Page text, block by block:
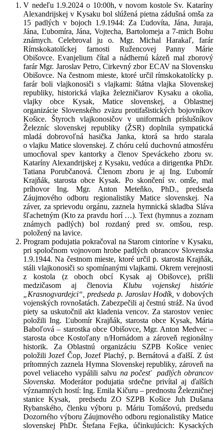
V nedeľu 1.9.2024 o 10:00h, v novom kostole Sv. Kataríny
Alexandrijskej v Kysaku bol slúžená pietna zádušná omša za
15 padlých v bojoch 1.9.1944: Za Ľudovíta, Jána, Juraja,
Jána, Ľubomíra, Jána, Vojtecha, Bartolomeja a 7-mich Bohu
známych. Celebroval ju o. Mgr. Michal Harakaľ, farár
Rímskokatolíckej farnosti Ružencovej Panny Márie
Obišovce. Evanjelium čítal a nádhernú kázeň mal zborový
farár Mgr. Jaroslav Petro, Cirkevný zbor ECAV na Slovensku
Obišovce. Na čestnom mieste, ktoré určil rímskokatolícky p.
farár boli vlajkonosiči s vlajkami: štátna vlajka Slovenskej
republiky, historická vlajka železničiarov Kysaku a okolia,
vlajky obce Kysak, Matice slovenskej, a Oblastnej
organizácie Slovenského zväzu protifašistických bojovníkov
Košice. Štyroch vlajkonosičov v uniformách príslušníkov
Železníc slovenskej republiky (ŽSR) doplnila sympatická
mladá dobrovoľná hasička Janka, ktorá sa hrdo starala
o vlajku Matice slovenskej. Z chóru celú duchovnú atmosféru
umocňoval spev kantorky a členov Speváckeho zboru sv.
Kataríny Alexandrijskej z Kysaku, vedúca a dirigentka PhDr.
Tatiana Porubčanová. Členom zboru je aj Ing. Ľubomír
Krajňák, starosta obce Kysak. Po skončení sv. omše, mal
príhovor Ing. Mgr. Anton Meteňko, PhD., predseda
Záujmového odboru regionalistiky Matice slovenskej. Na
záver, za sprievodu orgánu, zaznela hymnická skladba Sláva
šľachetným (Kto za pravdu horí …). Text (hymnus a zoznam
známych padlých) bol rozdaný pred sv. omšou, resp.
položený na lavice.
Program podujatia pokračoval na Starom cintoríne v Kysaku,
pri spoločnom vojnovom hrobe padlých obrancov Slovenska
1.9.1944. Na čestnom mieste, ktoré určil p. starosta Krajňák,
stáli vlajkonosiči so spomínanými vlajkami. Okrem verejnosti
z kostola (z oboch obcí Kysak aj Obišovce), prišli
medzičasom aj členovia Klubu vojenskej histórie
„Krasnogvardejci“, predseda p. Jaroslav Hodík,v dobových
vojenských rovnošatách. Zabezpečili aj čestnú stráž. Na úvod
piety sa uskutočnil akt kladenia vencov. Za starostov veniec
položili Ing. Ľubomír Krajňák, starosta obce Kysak, Mária
Baboľová – starostka obce Obišovce, Mgr. Anton Medvec –
starosta obce Kostoľany n/Hornádom a zároveň regionálny
historik. Za Oblastnú organizáciu SZPB Košice veniec
položili Jozef Čop, Jozef Plachý, p. Bernátová a ďalší. Z úst
prítomných zaznela Hymna Slovenskej republiky, zároveň na
povel veliaceho vypálili salvu na počesť padlých obrancov
Slovenska. Moderátor podujatia srdečne privítal aj ďalších
významných hostí: Ing. Emila Kičuru – prednostu Železničnej
stanice Kysak, predsedu ZO SZPB Košice Juh Dušana
Rybanského, členku výboru p. Máriu Tomášovú, predsedu
Dozorného výboru Záujmového odboru regionalistiky Matice
slovenskej PhDr. Štefana Fejka, účinkujúcich: Kysackých